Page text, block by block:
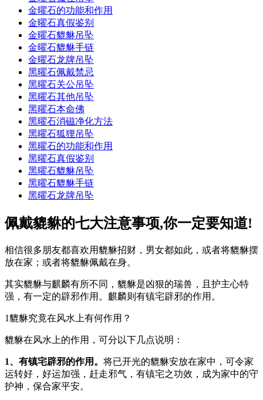
金曜石的功能和作用
金曜石真假鉴别
金曜石貔貅吊坠
金曜石貔貅手链
金曜石龙牌吊坠
黑曜石佩戴禁忌
黑曜石关公吊坠
黑曜石其他吊坠
黑曜石本命佛
黑曜石消磁净化方法
黑曜石狐狸吊坠
黑曜石的功能和作用
黑曜石真假鉴别
黑曜石貔貅吊坠
黑曜石貔貅手链
黑曜石龙牌吊坠
佩戴貔貅的七大注意事项,你一定要知道!
相信很多朋友都喜欢用貔貅招财，男女都如此，或者将貔貅摆
放在家；或者将貔貅佩戴在身。
其实貔貅与麒麟有所不同，貔貅是凶狠的瑞兽，且护主心特
强，有一定的辟邪作用。麒麟则有镇宅辟邪的作用。
1貔貅究竟在风水上有何作用？
貔貅在风水上的作用，可分以下几点说明：
1、有镇宅辟邪的作用。 将已开光的貔貅安放在家中，可令家
运转好，好运加强，赶走邪气，有镇宅之功效，成为家中的守
护神，保合家平安。